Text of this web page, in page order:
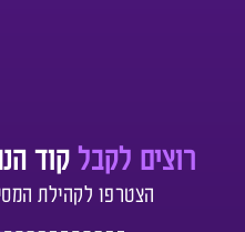
רוצים לקבל קוד
הצטרפו לקהילת